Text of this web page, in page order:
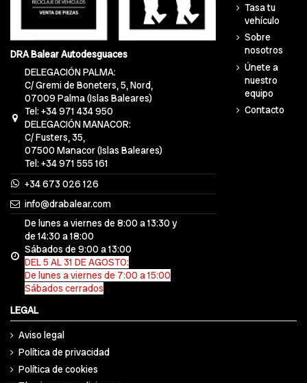
DRA Balear Autodesguaces
DELEGACIÓN PALMA:
C/ Gremi de Boneters, 5, Nord,
07009 Palma (Islas Baleares)
Tel: +34 971 434 950
DELEGACIÓN MANACOR:
C/ Fusters, 35,
07500 Manacor (Islas Baleares)
Tel: +34 971 555 161
+34 673 026 126
info@drabalear.com
De lunes a viernes de 8:00 a 13:30 y
de 14:30 a 18:00
Sábados de 9:00 a 13:00
DEL 5 AL 31 DE AGOSTO:
De lunes a viernes de 7:00 a 15:00
Sábados cerrados
Tasa tu
vehículo
Sobre
nosotros
Únete a
nuestro
equipo
Contacto
LEGAL
Aviso legal
Política de privacidad
Política de cookies